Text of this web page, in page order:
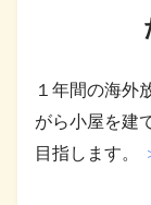
１年間の海外
がら小屋を建
目指します。